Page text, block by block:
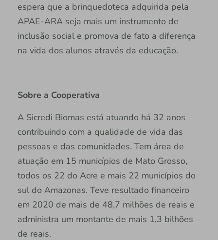
espera que a brinquedoteca adquirida pela
APAE-ARA seja mais um instrumento de
inclusão social e promova de fato a diferença
na vida dos alunos através da educação.
Sobre a Cooperativa
A Sicredi Biomas está atuando há 32 anos
contribuindo com a qualidade de vida das
pessoas e das comunidades. Tem área de
atuação em 15 municípios de Mato Grosso,
todos os 22 do Acre e mais 22 municípios do
sul do Amazonas. Teve resultado financeiro
em 2020 de mais de 48,7 milhões de reais e
administra um montante de mais 1,3 bilhões
de reais.